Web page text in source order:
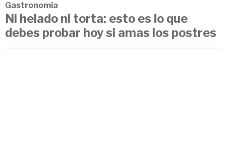
Gastronomía
Ni helado ni torta: esto es lo que
debes probar hoy si amas los postres